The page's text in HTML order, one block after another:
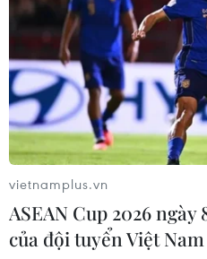
TIN LIÊN QUAN
vietnamplus.vn
ASEAN Cup 2026
của đội tuyển Việt